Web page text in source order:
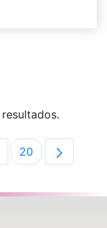
intermedias Use
Página
20